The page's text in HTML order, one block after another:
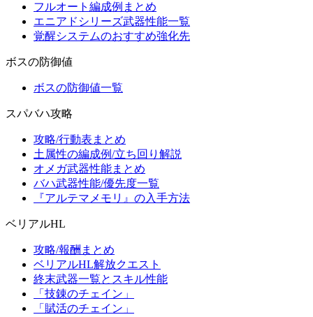
フルオート編成例まとめ
エニアドシリーズ武器性能一覧
覚醒システムのおすすめ強化先
ボスの防御値
ボスの防御値一覧
スパバハ攻略
攻略/行動表まとめ
土属性の編成例/立ち回り解説
オメガ武器性能まとめ
バハ武器性能/優先度一覧
『アルテマメモリ』の入手方法
ベリアルHL
攻略/報酬まとめ
ベリアルHL解放クエスト
終末武器一覧とスキル性能
「技錬のチェイン」
「賦活のチェイン」